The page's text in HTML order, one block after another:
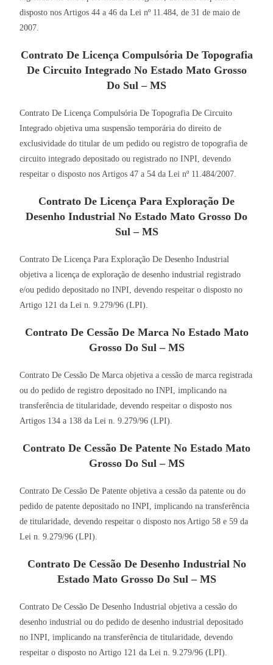
disposto nos Artigos 44 a 46 da Lei nº 11.484, de 31 de maio de
2007.
Contrato De Licença Compulsória De Topografia
De Circuito Integrado No Estado Mato Grosso
Do Sul – MS
Contrato De Licença Compulsória De Topografia De Circuito
Integrado objetiva uma suspensão temporária do direito de
exclusividade do titular de um pedido ou registro de topografia de
circuito integrado depositado ou registrado no INPI, devendo
respeitar o disposto nos Artigos 47 a 54 da Lei nº 11.484/2007.
Contrato De Licença Para Exploração De
Desenho Industrial No Estado Mato Grosso Do
Sul – MS
Contrato De Licença Para Exploração De Desenho Industrial
objetiva a licença de exploração de desenho industrial registrado
e/ou pedido depositado no INPI, devendo respeitar o disposto no
Artigo 121 da Lei n. 9.279/96 (LPI).
Contrato De Cessão De Marca No Estado Mato
Grosso Do Sul – MS
Contrato De Cessão De Marca objetiva a cessão de marca registrada
ou do pedido de registro depositado no INPI, implicando na
transferência de titularidade, devendo respeitar o disposto nos
Artigos 134 a 138 da Lei n. 9.279/96 (LPI).
Contrato De Cessão De Patente No Estado Mato
Grosso Do Sul – MS
Contrato De Cessão De Patente objetiva a cessão da patente ou do
pedido de patente depositado no INPI, implicando na transferência
de titularidade, devendo respeitar o disposto nos Artigo 58 e 59 da
Lei n. 9.279/96 (LPI).
Contrato De Cessão De Desenho Industrial No
Estado Mato Grosso Do Sul – MS
Contrato De Cessão De Desenho Industrial objetiva a cessão do
desenho industrial ou do pedido de desenho industrial depositado
no INPI, implicando na transferência de titularidade, devendo
respeitar o disposto no Artigo 121 da Lei n. 9.279/96 (LPI).